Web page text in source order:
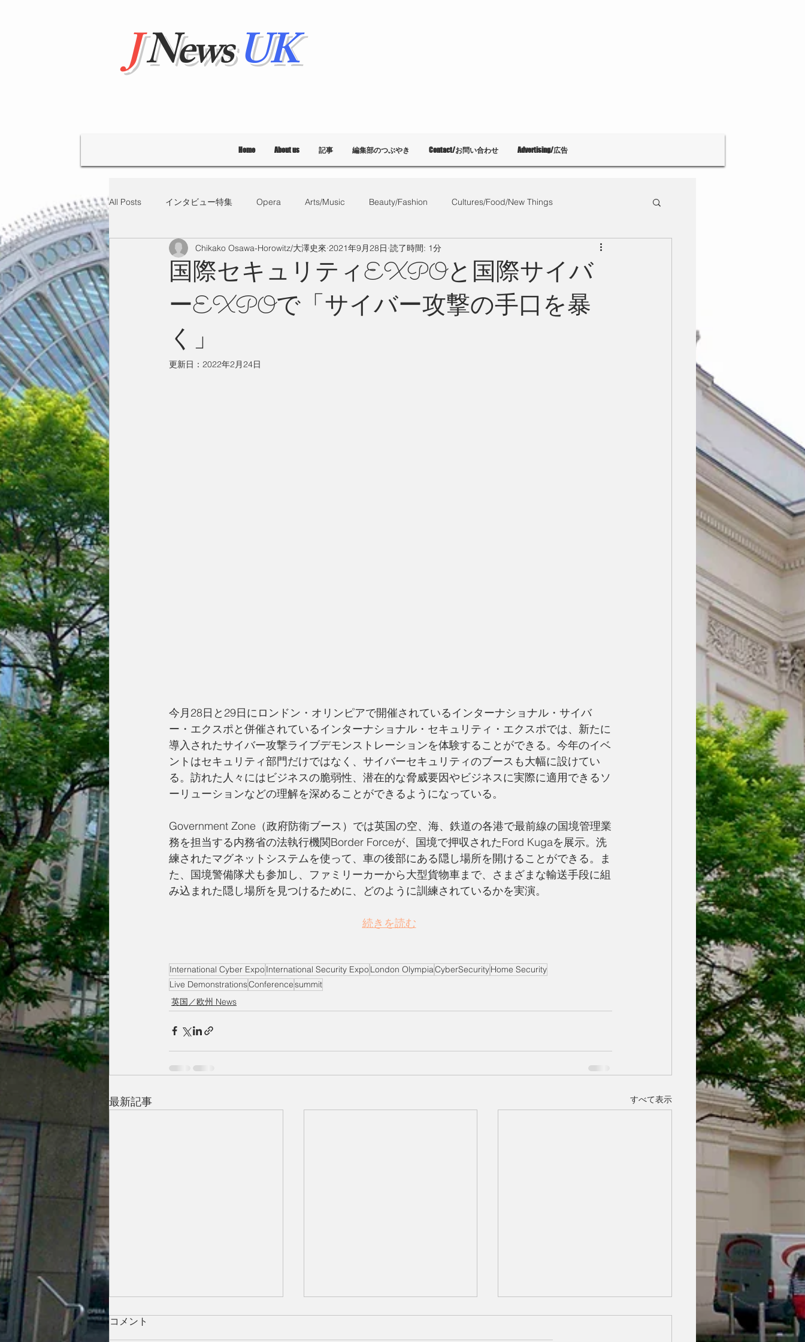
JNewsUK
Home About us 記事 編集部のつぶやき Contact/お問い合わせ Advertising/広告
All Posts インタビュー特集 Opera Arts/Music Beauty/Fashion Cultures/Food/New Things
"Hello' from Tokyo 連載 What's on? 教育 List of Events
占い 英国／欧州 News つぶやき
国際セキュリティEXPOと国際サイバ
ーEXPOで「サイバー攻撃の手口を暴
く」
Chikako Osawa-Horowitz/大澤史來 2021年9月28日 読了時間: 1分
更新日： 2022年2月24日
今月28日と29日にロンドン・オリンピアで開催されているインターナショナル・サイバ
ー・エクスポと併催されているインターナショナル・セキュリティ・エクスポでは、新たに
導入されたサイバー攻撃ライブデモンストレーションを体験することができる。今年のイベ
ントはセキュリティ部門だけではなく、サイバーセキュリティのブースも大幅に設けてい
る。訪れた人々にはビジネスの脆弱性、潜在的な脅威要因やビジネスに実際に適用できるソ
ーリューションなどの理解を深めることができるようになっている。
Government Zone（政府防衛ブース）では英国の空、海、鉄道の各港で最前線の国境管理業
務を担当する内務省の法執行機関Border Forceが、国境で押収されたFord Kugaを展示。洗
練されたマグネットシステムを使って、車の後部にある隠し場所を開けることができる。ま
た、国境警備隊犬も参加し、ファミリーカーから大型貨物車まで、さまざまな輸送手段に組
み込まれた隠し場所を見つけるために、どのように訓練されているかを実演。
続きを読む
International Cyber ExpoInternational Security ExpoLondon OlympiaCyberSecurityHome Security
Live DemonstrationsConferencesummit
英国／欧州 News
最新記事 すべて表示
コメント